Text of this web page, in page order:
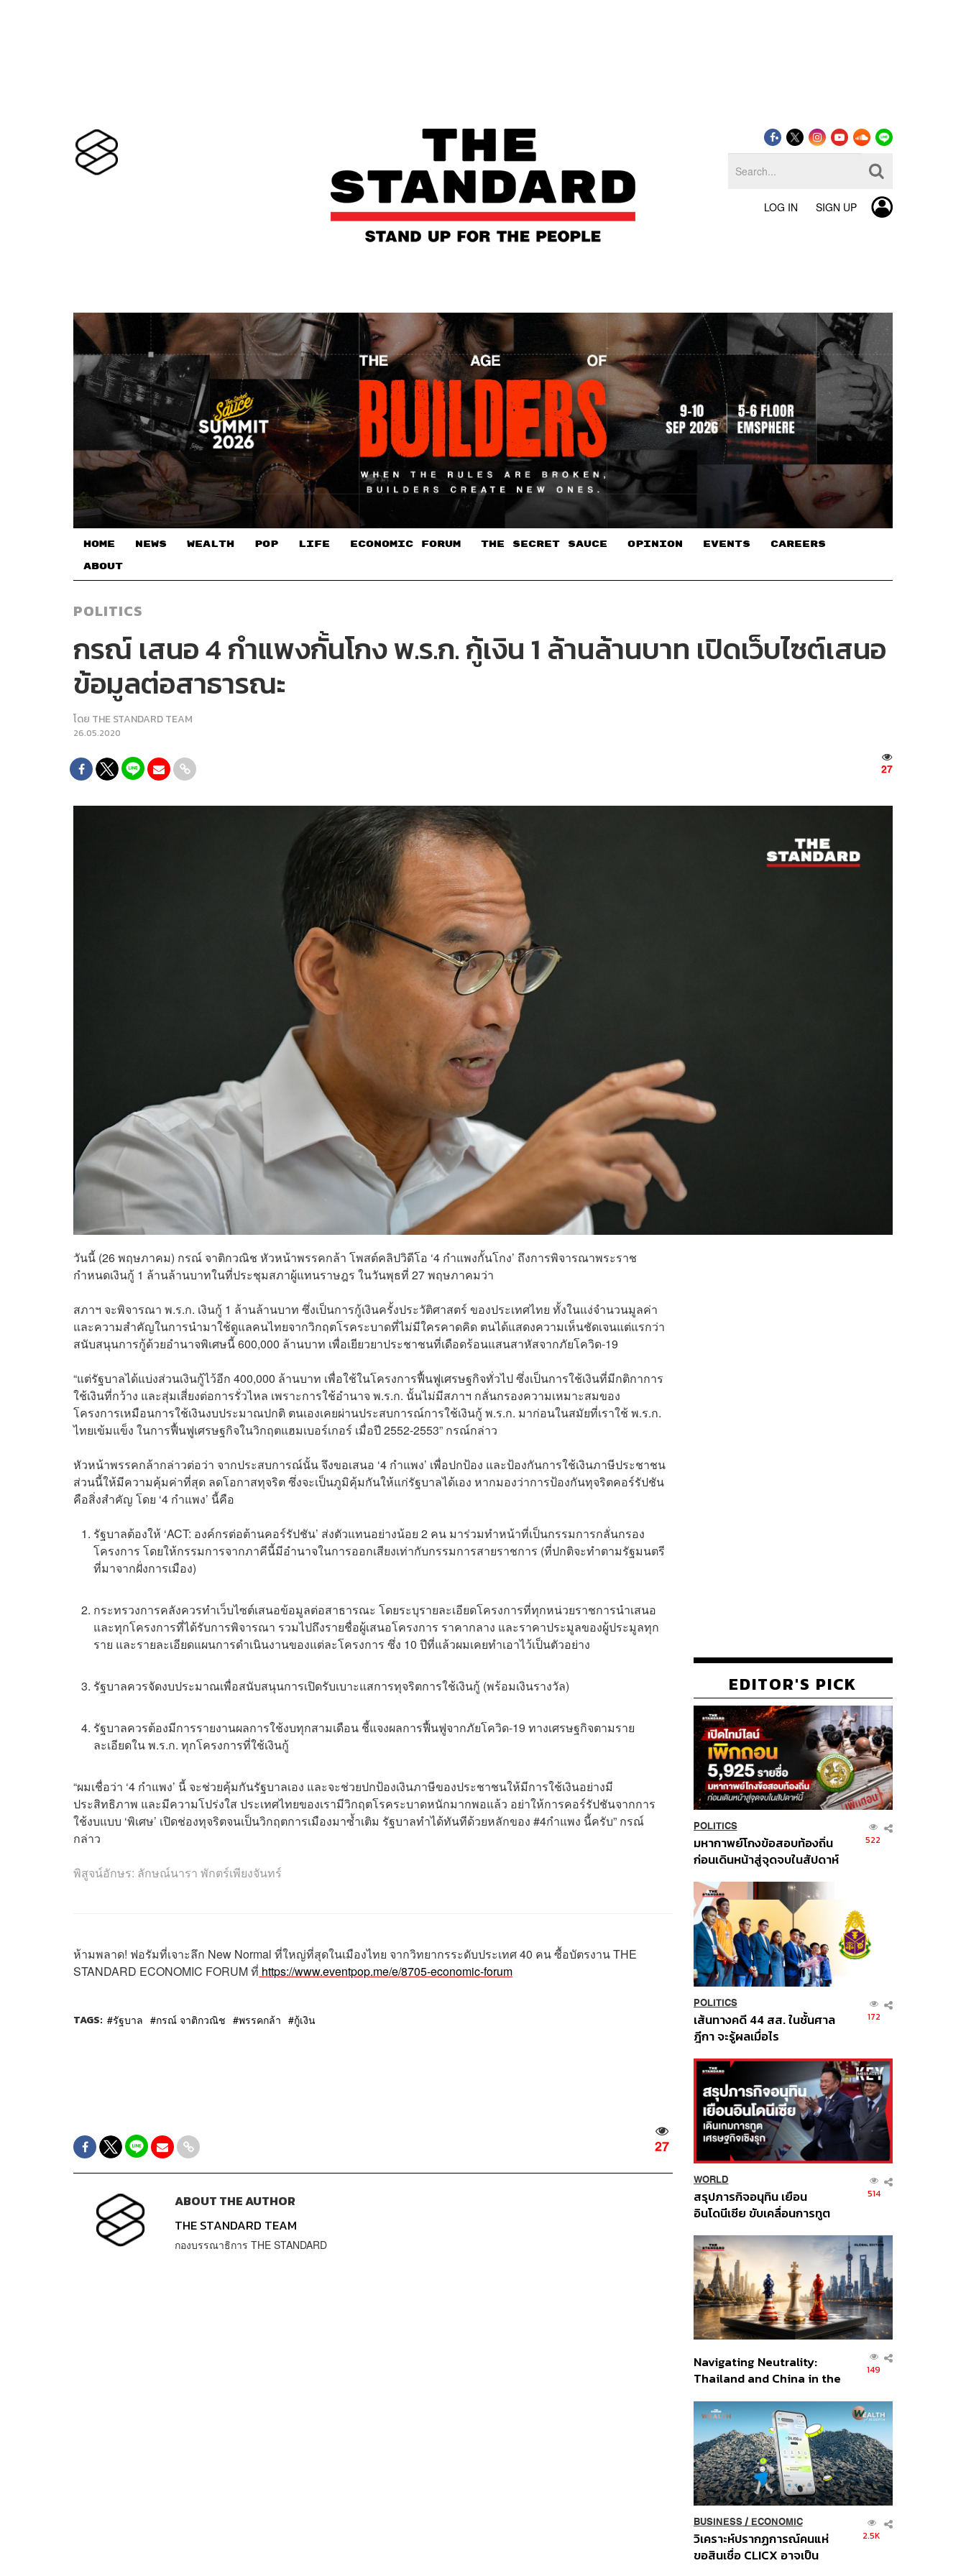
LOG IN SIGN UP
HOME NEWS WEALTH POP LIFE ECONOMIC FORUM THE SECRET SAUCE​ OPINION EVENTS CAREERS
ABOUT
POLITICS
กรณ์ เสนอ 4 กำแพงกั้นโกง พ.ร.ก. กู้เงิน 1 ล้านล้านบาท เปิดเว็บไซต์เสนอ
ข้อมูลต่อสาธารณะ
โดย THE STANDARD TEAM
26.05.2020
27
วันนี้ (26 พฤษภาคม) กรณ์ จาติกวณิช หัวหน้าพรรคกล้า โพสต์คลิปวิดีโอ ‘4 กำแพงกั้นโกง’ ถึงการพิจารณาพระราช
กำหนดเงินกู้ 1 ล้านล้านบาทในที่ประชุมสภาผู้แทนราษฎร ในวันพุธที่ 27 พฤษภาคมว่า
สภาฯ จะพิจารณา พ.ร.ก. เงินกู้ 1 ล้านล้านบาท ซึ่งเป็นการกู้เงินครั้งประวัติศาสตร์ ของประเทศไทย ทั้งในแง่จำนวนมูลค่า
และความสำคัญในการนำมาใช้ดูแลคนไทยจากวิกฤตโรคระบาดที่ไม่มีใครคาดคิด ตนได้แสดงความเห็นชัดเจนแต่แรกว่า
สนับสนุนการกู้ด้วยอำนาจพิเศษนี้ 600,000 ล้านบาท เพื่อเยียวยาประชาชนที่เดือดร้อนแสนสาหัสจากภัยโควิด-19
“แต่รัฐบาลได้แบ่งส่วนเงินกู้ไว้อีก 400,000 ล้านบาท เพื่อใช้ในโครงการฟื้นฟูเศรษฐกิจทั่วไป ซึ่งเป็นการใช้เงินที่มีกติกาการ
ใช้เงินที่กว้าง และสุ่มเสี่ยงต่อการรั่วไหล เพราะการใช้อำนาจ พ.ร.ก. นั้นไม่มีสภาฯ กลั่นกรองความเหมาะสมของ
โครงการเหมือนการใช้เงินงบประมาณปกติ ตนเองเคยผ่านประสบการณ์การใช้เงินกู้ พ.ร.ก. มาก่อนในสมัยที่เราใช้ พ.ร.ก.
ไทยเข้มแข็ง ในการฟื้นฟูเศรษฐกิจในวิกฤตแฮมเบอร์เกอร์ เมื่อปี 2552-2553” กรณ์กล่าว
หัวหน้าพรรคกล้ากล่าวต่อว่า จากประสบการณ์นั้น จึงขอเสนอ ‘4 กำแพง’ เพื่อปกป้อง และป้องกันการใช้เงินภาษีประชาชน
ส่วนนี้ให้มีความคุ้มค่าที่สุด ลดโอกาสทุจริต ซึ่งจะเป็นภูมิคุ้มกันให้แก่รัฐบาลได้เอง หากมองว่าการป้องกันทุจริตคอร์รัปชัน
คือสิ่งสำคัญ โดย ‘4 กำแพง’ นี้คือ
รัฐบาลต้องให้ ‘ACT: องค์กรต่อต้านคอร์รัปชัน’ ส่งตัวแทนอย่างน้อย 2 คน มาร่วมทำหน้าที่เป็นกรรมการกลั่นกรอง
โครงการ โดยให้กรรมการจากภาคีนี้มีอำนาจในการออกเสียงเท่ากับกรรมการสายราชการ (ที่ปกติจะทำตามรัฐมนตรี
ที่มาจากฝั่งการเมือง)
กระทรวงการคลังควรทำเว็บไซต์เสนอข้อมูลต่อสาธารณะ โดยระบุรายละเอียดโครงการที่ทุกหน่วยราชการนำเสนอ
และทุกโครงการที่ได้รับการพิจารณา รวมไปถึงรายชื่อผู้เสนอโครงการ ราคากลาง และราคาประมูลของผู้ประมูลทุก
ราย และรายละเอียดแผนการดำเนินงานของแต่ละโครงการ ซึ่ง 10 ปีที่แล้วผมเคยทำเอาไว้เป็นตัวอย่าง
รัฐบาลควรจัดงบประมาณเพื่อสนับสนุนการเปิดรับเบาะแสการทุจริตการใช้เงินกู้ (พร้อมเงินรางวัล)
รัฐบาลควรต้องมีการรายงานผลการใช้งบทุกสามเดือน ชี้แจงผลการฟื้นฟูจากภัยโควิด-19 ทางเศรษฐกิจตามราย
ละเอียดใน พ.ร.ก. ทุกโครงการที่ใช้เงินกู้
“ผมเชื่อว่า ‘4 กำแพง’ นี้ จะช่วยคุ้มกันรัฐบาลเอง และจะช่วยปกป้องเงินภาษีของประชาชนให้มีการใช้เงินอย่างมี
ประสิทธิภาพ และมีความโปร่งใส ประเทศไทยของเรามีวิกฤตโรคระบาดหนักมากพอแล้ว อย่าให้การคอร์รัปชันจากการ
ใช้งบแบบ ‘พิเศษ’ เปิดช่องทุจริตจนเป็นวิกฤตการเมืองมาซ้ำเติม รัฐบาลทำได้ทันทีด้วยหลักของ #4กำแพง นี้ครับ” กรณ์
กล่าว
พิสูจน์อักษร: ลักษณ์นารา พักตร์เพียงจันทร์
ห้ามพลาด! ฟอรัมที่เจาะลึก New Normal ที่ใหญ่ที่สุดในเมืองไทย จากวิทยากรระดับประเทศ40 คนซื้อบัตรงานTHE
STANDARD ECONOMIC FORUMที่ https://www.eventpop.me/e/8705-economic-forum
TAGS: รัฐบาล กรณ์ จาติกวณิช พรรคกล้า กู้เงิน
27
ABOUT THE AUTHOR
THE STANDARD TEAM
กองบรรณาธิการ THE STANDARD
EDITOR'S PICK
POLITICS
มหากาพย์โกงข้อสอบท้องถิ่น
ก่อนเดินหน้าสู่จุดจบในสัปดาห์
522
POLITICS
เส้นทางคดี 44 สส. ในชั้นศาล
ฎีกา จะรู้ผลเมื่อไร
172
WORLD
สรุปภารกิจอนุทิน เยือน
อินโดนีเซีย ขับเคลื่อนการทูต
ส่วนยุทธศาสตร์ไทย –
อินโดนีเซีย
514
Navigating Neutrality:
Thailand and China in the
Order
149
BUSINESS/ ECONOMIC
วิเคราะห์ปรากฏการณ์คนแห่
ขอสินเชื่อ CLICX อาจเป็น
2.5K